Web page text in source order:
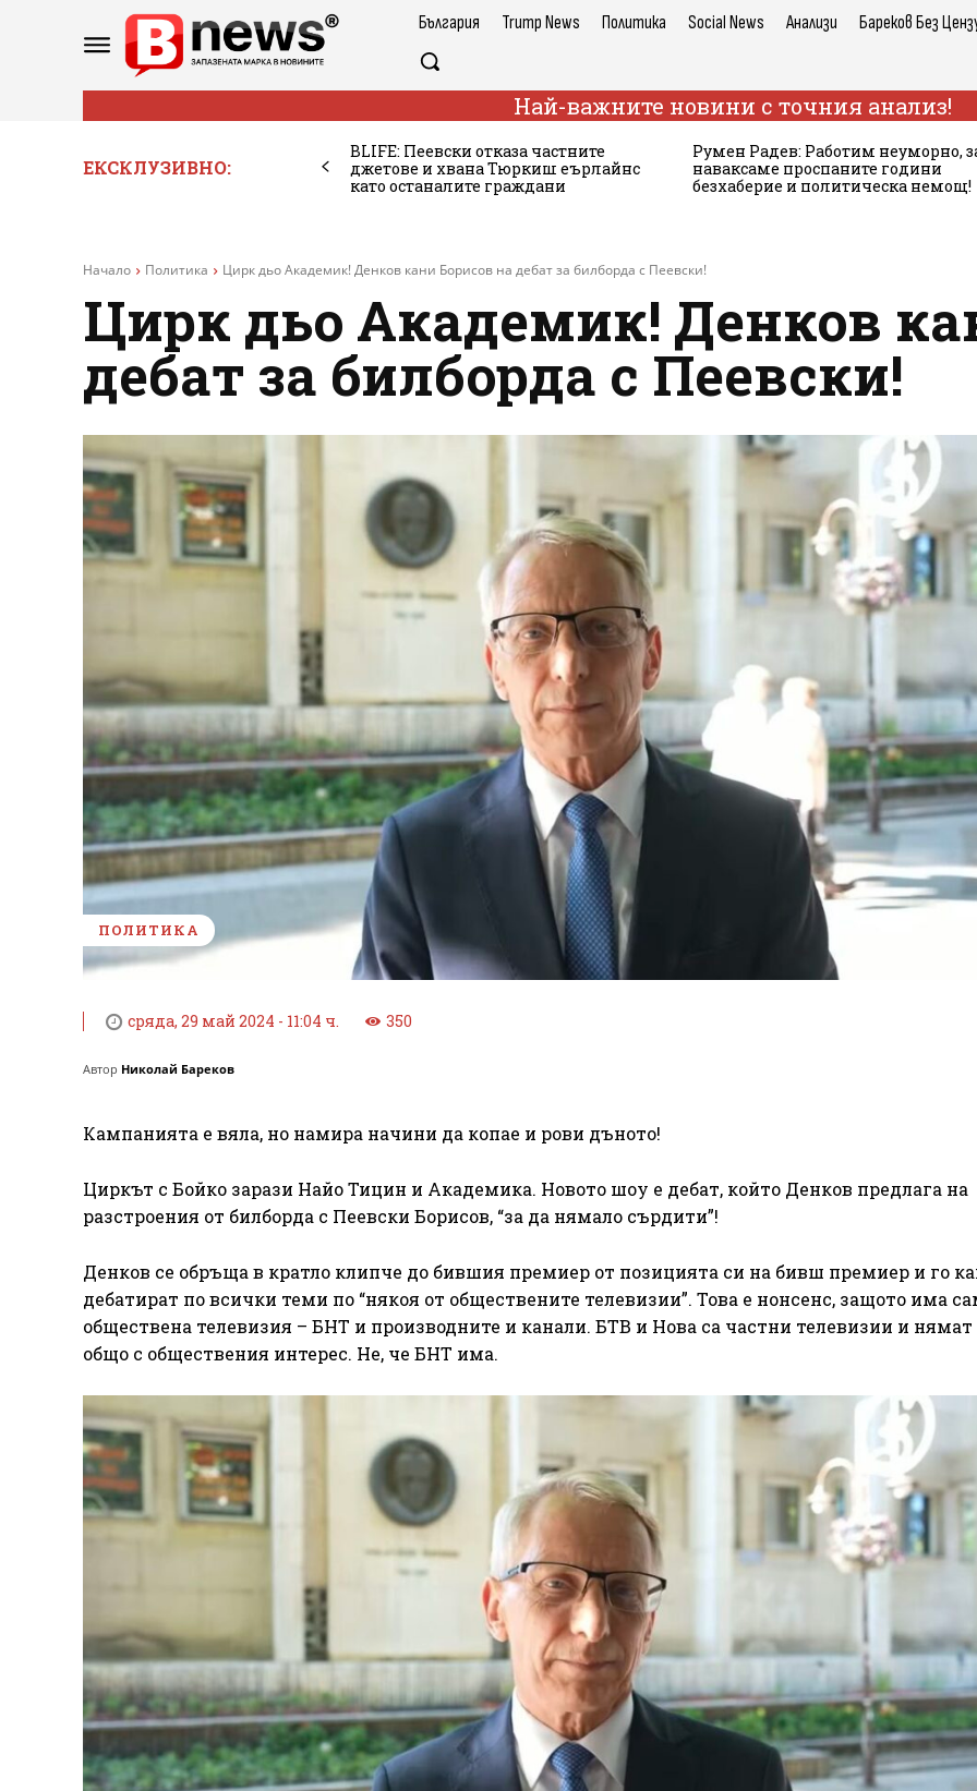
България Trump News Политика Social News Анализи Бареков Без
Най-важните новини с точния анализ!
ЕКСКЛУЗИВНО:
BLIFE: Пеевски отказа частните
джетове и хвана Тюркиш еърлайнс
като останалите граждани
Румен Радев: Работим неуморно,
наваксаме проспаните години
безхаберие и политическа немощ!
Начало Политика Цирк дьо Академик! Денков кани Борисов на дебат за билборда с Пеевски!
Цирк дьо Академик! Денков
дебат за билборда с Пеевски!
ПОЛИТИКА
сряда, 29 май 2024 - 11:04 ч. 350
Автор Николай Бареков
Кампанията е вяла, но намира начини да копае и рови дъното!
Циркът с Бойко зарази Найо Тицин и Академика. Новото шоу е дебат, който Денков предлага на
разстроения от билборда с Пеевски Борисов, “за да нямало сърдити”!
Денков се обръща в кратло клипче до бившия премиер от позицията си на бивш премиер и го
дебатират по всички теми по “някоя от обществените телевизии”. Това е нонсенс, защото има
обществена телевизия – БНТ и производните и канали. БТВ и Нова са частни телевизии и
общо с обществения интерес. Не, че БНТ има.